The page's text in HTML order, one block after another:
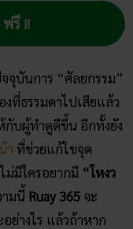
ฟรี !!
จุบันการ “ศัลยกรรม”
ที่ธรรมดาไปเสียแล้ว
กับผู้ทำดูดีขึ้น อีกทั้งยัง
า ที่ช่วยแก้ไขจุด
ม่มีใครอยากมี “โหงว
มนี้ Ruay 365 จะ
ย่างไร แล้วถ้าหาก